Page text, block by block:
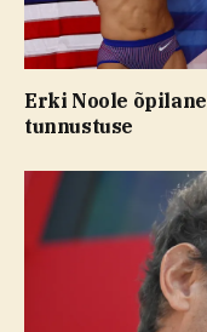
Erki Noole
tunnustuse